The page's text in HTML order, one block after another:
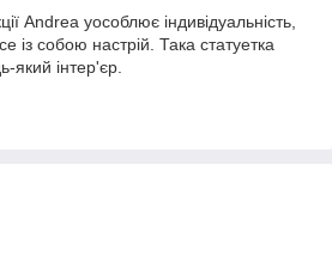
Andrea уособлює індивідуальність,
із собою настрій. Така статуетка
який інтер'єр.